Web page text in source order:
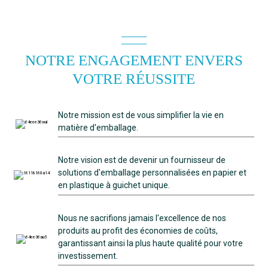
NOTRE ENGAGEMENT ENVERS
VOTRE RÉUSSITE
Notre mission est de vous simplifier la vie en
matière d'emballage.
Notre vision est de devenir un fournisseur de
solutions d'emballage personnalisées en papier et
en plastique à guichet unique.
Nous ne sacrifions jamais l'excellence de nos
produits au profit des économies de coûts,
garantissant ainsi la plus haute qualité pour votre
investissement.